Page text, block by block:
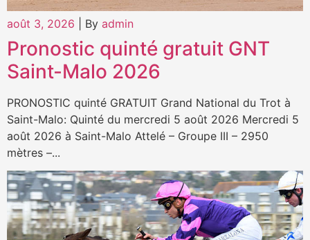
août 3, 2026 By admin
Pronostic quinté gratuit GNT
Saint-Malo 2026
PRONOSTIC quinté GRATUIT Grand National du Trot à
Saint-Malo: Quinté du mercredi 5 août 2026 Mercredi 5
août 2026 à Saint-Malo Attelé – Groupe III – 2950
mètres –...